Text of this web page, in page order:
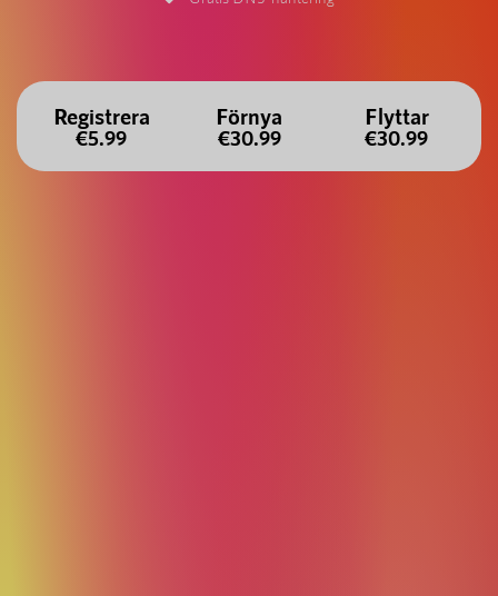
Registrera
€5.99
Förnya
€30.99
Flyttar
€30.99